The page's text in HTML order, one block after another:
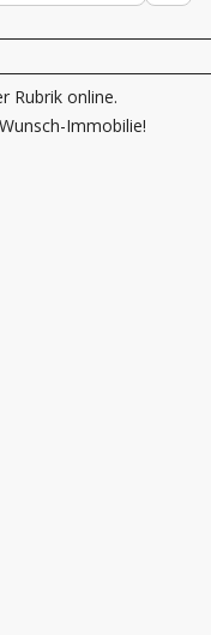
Rubrik online.
Immobilie!